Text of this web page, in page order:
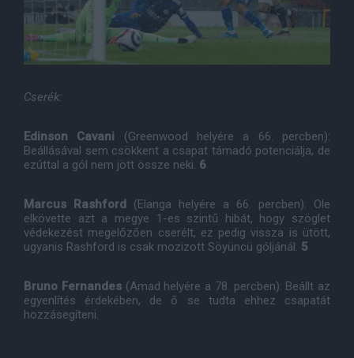
Cserék:
Edinson Cavani (Greenwood helyére a 66. percben):
Beállásával sem csökkent a csapat támadó potenciálja, de
ezúttal a gól nem jött össze neki. 6
Marcus Rashford (Elanga helyére a 66. percben): Ole
elkövette azt a megye 1-es szintű hibát, hogy szöglet
védekezést megelőzően cserélt, ez pedig vissza is ütött,
ugyanis Rashford is csak mozizott Söyüncü góljánál. 5
Bruno Fernandes (Amad helyére a 78. percben): Beállt az
egyenlítés érdekében, de ő se tudta ehhez csapatát
hozzásegíteni.